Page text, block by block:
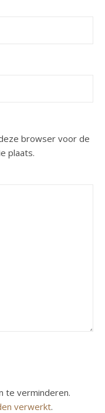
browser voor de
plaats.
te verminderen.
verwerkt.